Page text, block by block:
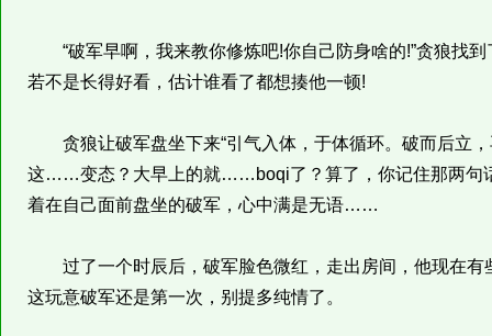
“破军早啊，我来教你修炼吧!你自己防身啥的!”贪狼找到
若不是长得好看，估计谁看了都想揍他一顿!
贪狼让破军盘坐下来“引气入体，于体循环。破而后立
这……变态？大早上的就……boqi了？算了，你记住那两句
着在自己面前盘坐的破军，心中满是无语……
过了一个时辰后，破军脸色微红，走出房间，他现在
这玩意破军还是第一次，别提多纯情了。